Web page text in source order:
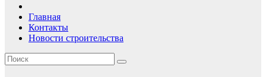
Главная
Контакты
Новости строительства